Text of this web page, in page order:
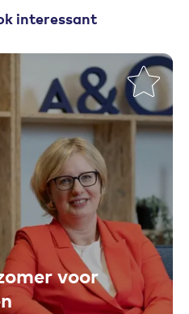
interessant
voor